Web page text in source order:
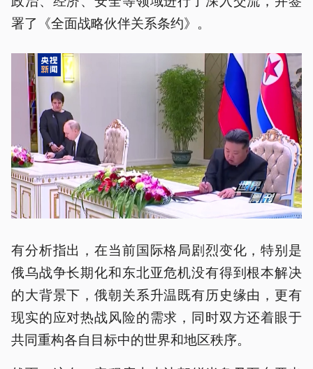
署了《全面战略伙伴关系条约》。
有分析指出，在当前国际格局剧烈变化，特别是
俄乌战争长期化和东北亚危机没有得到根本解决
的大背景下，俄朝关系升温既有历史缘由，更有
现实的应对热战风险的需求，同时双方还着眼于
共同重构各自目标中的世界和地区秩序。